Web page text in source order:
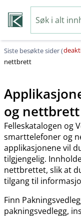
Siste besøkte sider (
nettbrett
og nettbrett
Felleskatalogen og
smarttelefoner og
applikasjonene vil
tilgjengelig.
nettbrettet, slik at
tilgang til
Finn
pakningsvedlegg,